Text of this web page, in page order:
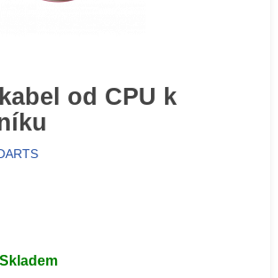
od CPU k
Skladem